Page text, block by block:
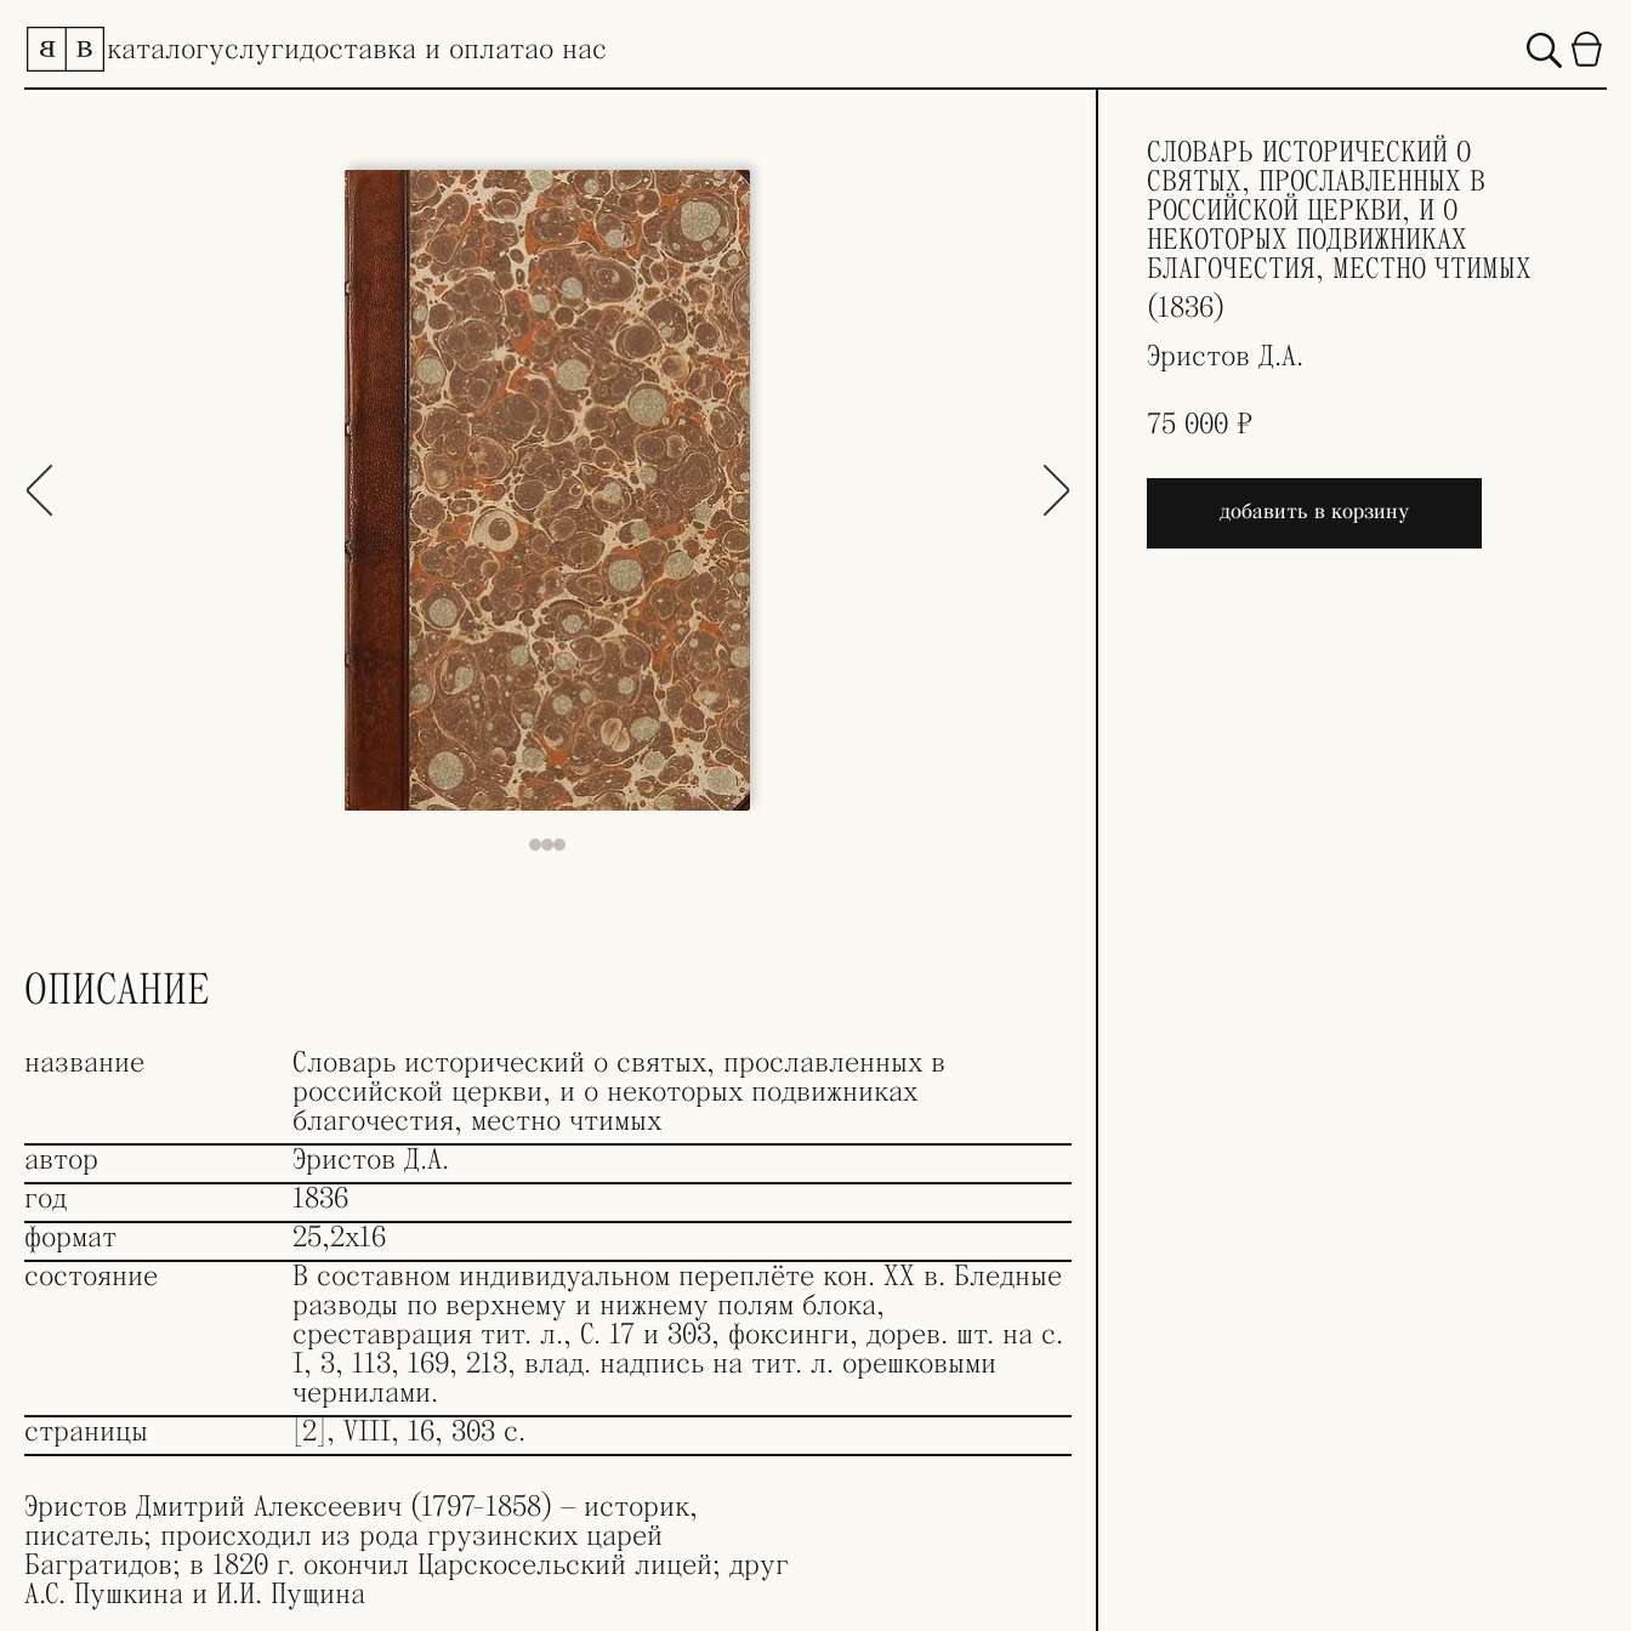
каталогуслугидоставка и оплатао нас
ОПИСАНИЕ
название Словарь исторический о святых, прославленных в
российской церкви, и о некоторых подвижниках
благочестия, местно чтимых
автор
Эристов Д.А.
год
1836
формат
25,2х16
состояние
В составном индивидуальном переплёте кон. ХХ в. Бледные
разводы по верхнему и нижнему полям блока,
среставрация тит. л., С. 17 и 303, фоксинги, дорев. шт. на с.
I, 3, 113, 169, 213, влад. надпись на тит. л. орешковыми
чернилами.
страницы
[2], VIII, 16, 303 с.
Эристов Дмитрий Алексеевич (1797-1858) — историк,
писатель; происходил из рода грузинских царей
Багратидов; в 1820 г. окончил Царскосельский лицей; друг
А.С. Пушкина и И.И. Пущина
СЛОВАРЬ ИСТОРИЧЕСКИЙ О
СВЯТЫХ, ПРОСЛАВЛЕННЫХ В
РОССИЙСКОЙ ЦЕРКВИ, И О
НЕКОТОРЫХ ПОДВИЖНИКАХ
БЛАГОЧЕСТИЯ, МЕСТНО ЧТИМЫХ
(1836)
Эристов Д.А.
75 000 ₽
добавить в корзину